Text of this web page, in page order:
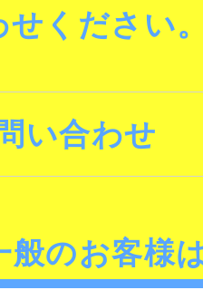
せください
い合わせ
のお客様